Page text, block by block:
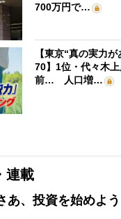
700万円で…
【東京“真の実力
70】1位・代々木
前… 人口増…
連載
あ、投資を始めよう